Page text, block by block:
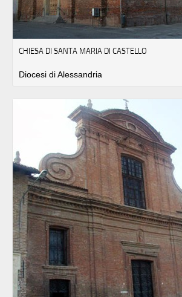
CHIESA DI SANTA MARIA DI CASTELLO
Diocesi di Alessandria